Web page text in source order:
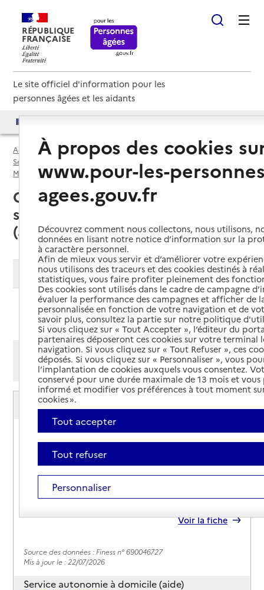
RÉPUBLIQUE
FRANÇAISE
Le site officiel d'information pour les
personnes âgées et les aidants
Accueil
Espace annuaire
Services autonomie à domicile (aide) par département
Métropole de Lyon (69M)
Service autonomie à domicile (aide)
Craponne (69290) : liste des 2
services autonomie à domicile
(aide)
Modifier ma recherche
Ajouter cette recherche aux favoris
Afficher les résultats par:
Mode liste
Mode carte
Service autonomie à domicile (aide)
ADMR Ouest Lyon Métropole
Adresse
1 avenue Jean Bergeron
69290-Craponne
04 78 50 51 20
Contact
Rapport HAS
Voir la fiche
Source des données : Finess n° 690046727
Mis à jour le : 22/07/2026
Service autonomie à domicile (aide)
À propos des cookies
www.pour-les-
agees.gouv.fr
Découvrez comment nous collectons, nous utilisons,
données en lisant notre notice d’information sur la
à caractère personnel.
Afin de mieux vous servir et d’améliorer votre
nous utilisons des traceurs et des cookies destinés à
statistiques, vous faire profiter pleinement des
Des cookies sont utilisés dans le cadre de campagne
évaluer la performance des campagnes et afficher de
personnalisée en fonction de votre navigation et de
savoir plus, consultez la partie sur notre politique
Si vous cliquez sur « Tout Accepter », l’éditeur du
partenaires déposeront ces cookies sur votre terminal
navigation. Si vous cliquez sur « Tout Refuser », ces
déposés. Si vous cliquez sur « Personnaliser », vous
l’implantation de cookies auxquels vous consentez.
conservé pour une durée maximale de 13 mois et
informé et modifier vos préférences à tout moment
cookies ».
Tout accepter
Tout refuser
Personnaliser